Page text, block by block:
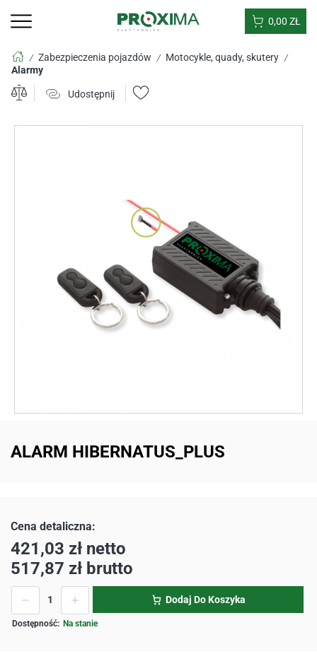
0,00 ZŁ
/ Zabezpieczenia pojazdów / Motocykle, quady, skutery /
Alarmy
Udostępnij
ALARM HIBERNATUS_PLUS
421,03 zł netto
517,87 zł brutto
Na stanie
Dodaj Do Koszyka